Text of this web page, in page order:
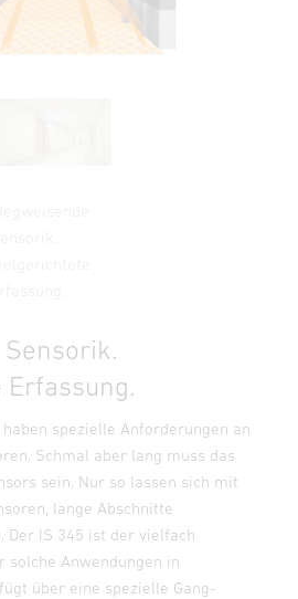
Sensorik.
spezielle Anforderungen an
Schmal aber lang muss das
sein. Nur so lassen sich mit
lange Abschnitte
Der IS 345 ist der vielfach
Anwendungen in
über eine spezielle Gang-